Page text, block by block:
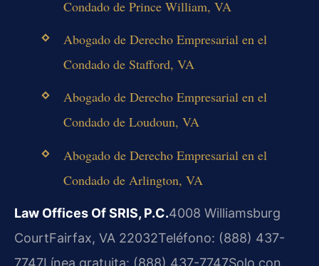
Condado de Prince William, VA
Abogado de Derecho Empresarial en el
Condado de Stafford, VA
Abogado de Derecho Empresarial en el
Condado de Loudoun, VA
Abogado de Derecho Empresarial en el
Condado de Arlington, VA
Law Offices Of SRIS, P.C.4008 Williamsburg
CourtFairfax, VA 22032Teléfono: (888) 437-
7747Línea gratuita: (888) 437-7747Solo con